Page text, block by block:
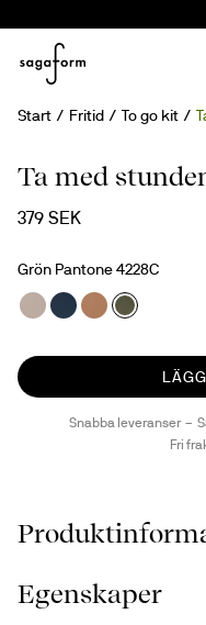
Start Fritid To go kit
Ta med
379 SEK
Grön Pantone 4228C
Snabba leveranser
Fri
Egenskaper